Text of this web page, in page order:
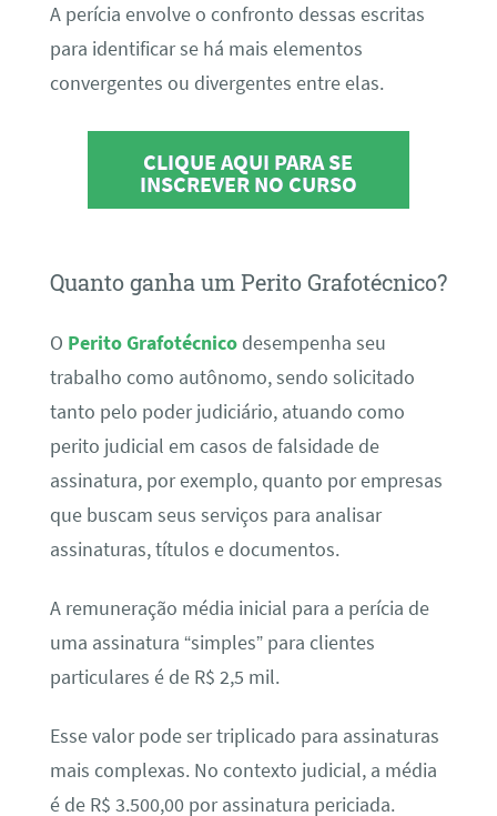
A perícia envolve o confronto dessas escritas
para identificar se há mais elementos
convergentes ou divergentes entre elas.
CLIQUE AQUI PARA SE
INSCREVER NO CURSO
Quanto ganha um Perito Grafotécnico?
O Perito Grafotécnicodesempenha seu
trabalho como autônomo, sendo solicitado
tanto pelo poder judiciário, atuando como
perito judicial em casos de falsidade de
assinatura, por exemplo, quanto por empresas
que buscam seus serviços para analisar
assinaturas, títulos e documentos.
A remuneração média inicial para a perícia de
uma assinatura “simples” para clientes
particulares é de R$ 2,5 mil.
Esse valor pode ser triplicado para assinaturas
mais complexas. No contexto judicial, a média
é de R$ 3.500,00 por assinatura periciada.